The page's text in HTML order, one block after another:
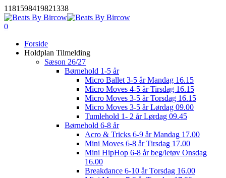
1181598419821338Skip
to
0
Forside
Holdplan Tilmelding
Sæson 26/27
Børnehold 1-5 år
Micro Ballet 3-5 år Mandag 16.15
Micro Moves 4-5 år Tirsdag 16.15
Micro Moves 3-5 år Torsdag 16.15
Micro Moves 3-5 år Lørdag 09.00
Tumlehold 1- 2 år Lørdag 09.45
Børnehold 6-8 år
Acro & Tricks 6-9 år Mandag 17.00
Mini Moves 6-8 år Tirsdag 17.00
Mini HipHop 6-8 år beg/letøv Onsdag
16.00
Breakdance 6-10 år Torsdag 16.00